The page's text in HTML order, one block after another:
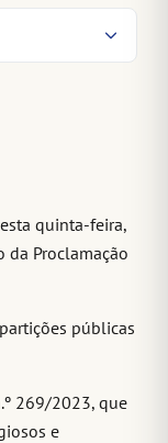
quinta-feira,
da Proclamação
públicas
269/2023, que
e